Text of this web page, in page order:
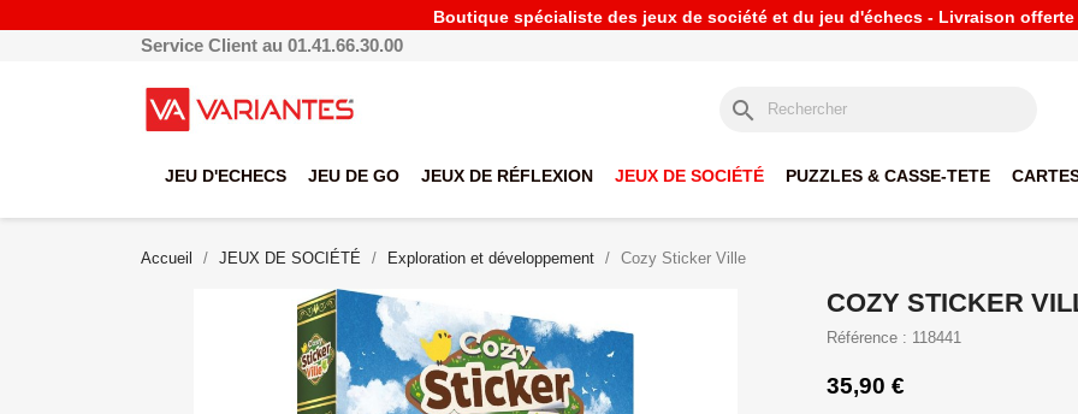
Boutique spécialiste des jeux de société et du jeu d'échecs - Livraison offerte
Service Client au 01.41.66.30.00
search
JEU D'ECHECS JEU DE GO JEUX DE RÉFLEXION JEUX DE SOCIÉTÉ PUZZLES & CASSE-TETE
Accueil JEUX DE SOCIÉTÉ Exploration et développement Cozy Sticker Ville
COZY STICKER
Référence : 118441
35,90 €